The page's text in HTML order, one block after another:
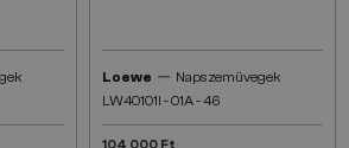
Loewe — Napszemüvegek
LW40101I - 01A - 46